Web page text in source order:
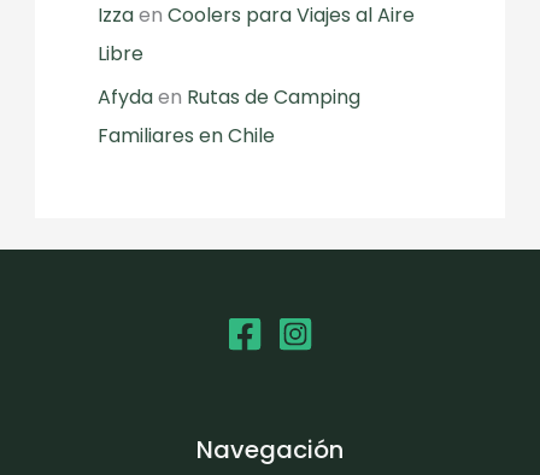
IzzaenCoolers para Viajes al Aire
Libre
Afydaen Rutas de Camping
Familiares en Chile
Navegación